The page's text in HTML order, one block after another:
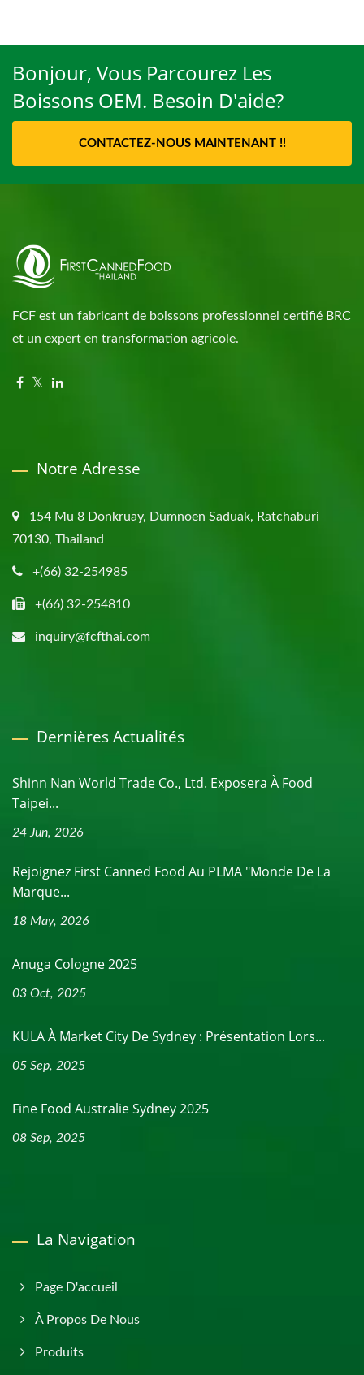
Bonjour, Vous Parcourez Les
Boissons OEM. Besoin D'aide?
CONTACTEZ-NOUS MAINTENANT !!
FCF est un fabricant de boissons professionnel certifié BRC
et un expert en transformation agricole.
Notre Adresse
154 Mu 8 Donkruay, Dumnoen Saduak, Ratchaburi
70130, Thailand
+(66) 32-254985
+(66) 32-254810
inquiry@fcfthai.com
Dernières Actualités
Shinn Nan World Trade Co., Ltd. Exposera À Food
Taipei...
24 Jun, 2026
Rejoignez First Canned Food Au PLMA "Monde De La
Marque...
18 May, 2026
Anuga Cologne 2025
03 Oct, 2025
KULA À Market City De Sydney : Présentation Lors...
05 Sep, 2025
Fine Food Australie Sydney 2025
08 Sep, 2025
La Navigation
Page D'accueil
À Propos De Nous
Produits